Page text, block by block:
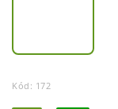
Kód: 172